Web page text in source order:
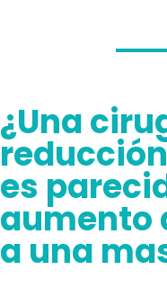
¿Una
es
aumento
a una